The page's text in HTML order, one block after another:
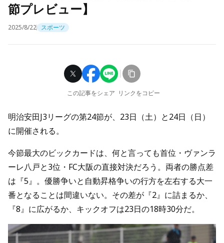
節プレビュー】
2025/8/22 スポーツ
この記事をシェア リンクをコピー
明治安田J3リーグの第24節が、23日（土）と24日（日）
に開催される。
今節最大のビックカードは、何と言っても首位・ヴァンラ
ーレ八戸と3位・FC大阪の直接対決だろう。両者の勝点差
は『5』。優勝争いと自動昇格争いの行方を左右する大一
番となることは間違いない。その差が『2』に詰まるか、
『8』に広がるか、キックオフは23日の18時30分だ。